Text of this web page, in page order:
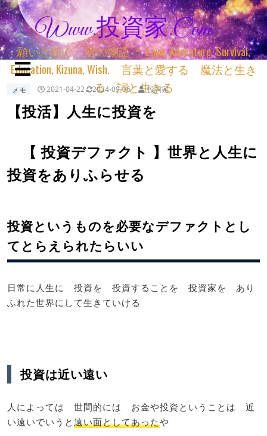
Www.投資家.com
願いと紡ぐ 君の物語 ＊ Love, Adventure, Survival,
Education, Kizuna, Wish. 言葉と愛する 魔法と生き
る 詞と生きる
メモ 2021-04-22 2024-09-06 投詞家
【投活】人生に投資を
【 投資デファクト 】世界と人生に
投資をありふらせる
投資というものを必要なデファクトとし
てとらえられたらいい
日常に人生に 投資を 投資することを 投資家を あり
ふれた世界にして生きていける
投資は近い遠い
人によっては 世間的には お金や投資ということは 近
い遠いでいうと 遠い面としてあったや